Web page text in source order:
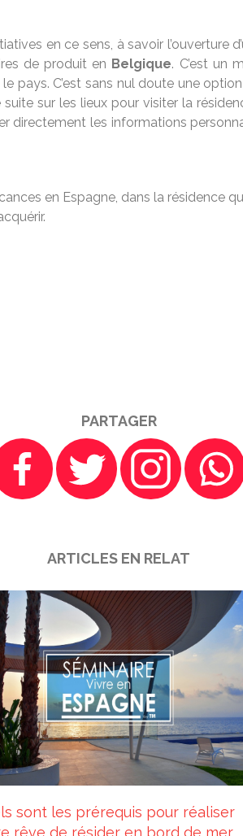
en ce sens, à savoir l’ouverture
de produit en Belgique. C’est un
pays. C’est sans nul doute une
sur les lieux pour visiter la
directement les informations
en Espagne, dans la résidence
PARTAGER
ARTICLES EN RELAT
sont les prérequis pour réaliser
rêve de résider en bord de mer